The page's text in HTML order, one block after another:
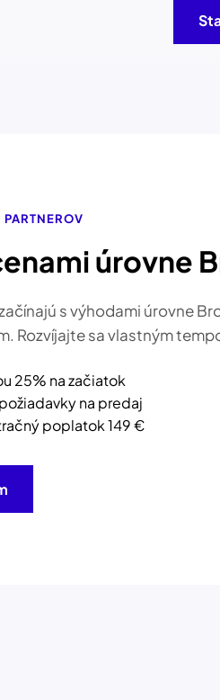
úrovne
s výhodami úrovne
Rozvíjajte sa vlastným
25% na začiatok
na predaj
poplatok149 €